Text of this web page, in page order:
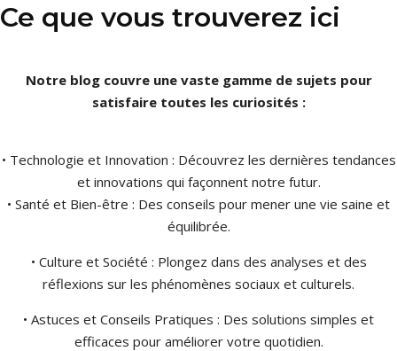
Ce que vous trouverez ici
Notre blog couvre une vaste gamme de sujets pour
satisfaire toutes les curiosités :
• Technologie et Innovation : Découvrez les dernières tendances
et innovations qui façonnent notre futur.
• Santé et Bien-être : Des conseils pour mener une vie saine et
équilibrée.
• Culture et Société : Plongez dans des analyses et des
réflexions sur les phénomènes sociaux et culturels.
• Astuces et Conseils Pratiques : Des solutions simples et
efficaces pour améliorer votre quotidien.